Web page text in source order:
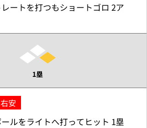
ートを打つもショートゴロ 2ア
1塁
右安
ルをライトへ打ってヒット 1塁